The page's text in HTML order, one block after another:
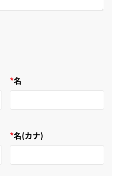
名
名(カナ)